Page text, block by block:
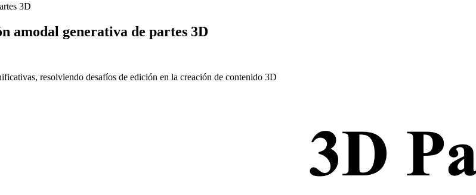
3D
amodal generativa de partes 3D
resolviendo desafíos de edición en la creación de contenido 3D